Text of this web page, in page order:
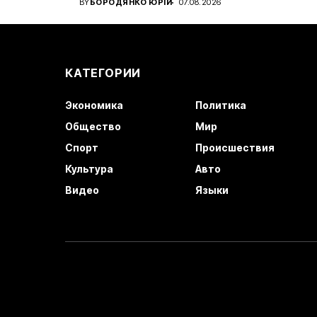
BYБОРОДЯНКО ЮРІЙ 07.08.2026
КАТЕГОРИИ
Экономика
Политика
Общество
Мир
Спорт
Происшествия
Культура
Авто
Видео
Языки